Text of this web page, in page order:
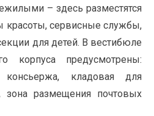
– здесь разместятся
красоты, сервисные службы,
для детей. В вестибюле
корпуса предусмотрены:
консьержа, кладовая для
зона размещения почтовых